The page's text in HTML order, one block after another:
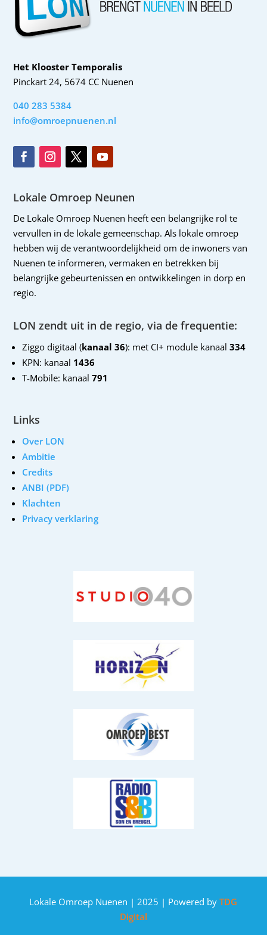
Het Klooster Temporalis
Pinckart 24, 5674 CC Nuenen
040 283 5384
info@omroepnuenen.nl
Lokale Omroep Neunen
De Lokale Omroep Nuenen heeft een belangrijke rol te
vervullen in de lokale gemeenschap. Als lokale omroep
hebben wij de verantwoordelijkheid om de inwoners van
Nuenen te informeren, vermaken en betrekken bij
belangrijke gebeurtenissen en ontwikkelingen in dorp en
regio.
LON zendt uit in de regio, via de frequentie:
Ziggo digitaal (kanaal 36): met CI+ module kanaal 334
KPN: kanaal 1436
T-Mobile: kanaal791
Links
Over LON
Ambitie
Credits
ANBI (PDF)
Klachten
Privacy verklaring
Lokale Omroep Nuenen | 2025 | Powered by TDG
Digital